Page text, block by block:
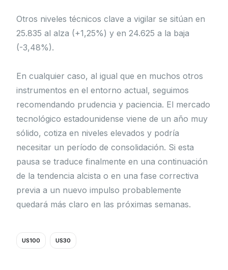
Otros niveles técnicos clave a vigilar se sitúan en
25.835 al alza (+1,25%) y en 24.625 a la baja
(-3,48%).
En cualquier caso, al igual que en muchos otros
instrumentos en el entorno actual, seguimos
recomendando prudencia y paciencia. El mercado
tecnológico estadounidense viene de un año muy
sólido, cotiza en niveles elevados y podría
necesitar un período de consolidación. Si esta
pausa se traduce finalmente en una continuación
de la tendencia alcista o en una fase correctiva
previa a un nuevo impulso probablemente
quedará más claro en las próximas semanas.
US100 US30